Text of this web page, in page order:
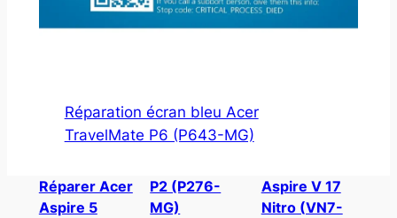
Réparation écran bleu Acer
TravelMate P6 (P643-MG)
Réparer Acer
Aspire 5
P2 (P276-
MG)
Aspire V 17
Nitro (VN7-